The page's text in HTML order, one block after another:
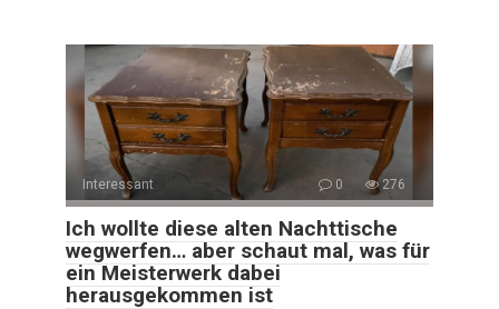
Interessant 0 276
Ich wollte diese alten Nachttische
wegwerfen… aber schaut mal, was für
ein Meisterwerk dabei
herausgekommen ist